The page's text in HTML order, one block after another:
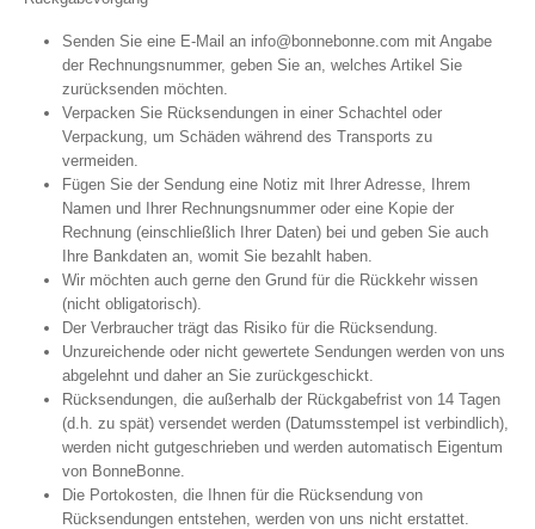
Senden Sie eine E-Mail an info@bonnebonne.com mit Angabe
der Rechnungsnummer, geben Sie an, welches Artikel Sie
zurücksenden möchten.
Verpacken Sie Rücksendungen in einer Schachtel oder
Verpackung, um Schäden während des Transports zu
vermeiden.
Fügen Sie der Sendung eine Notiz mit Ihrer Adresse, Ihrem
Namen und Ihrer Rechnungsnummer oder eine Kopie der
Rechnung (einschließlich Ihrer Daten) bei und geben Sie auch
Ihre Bankdaten an, womit Sie bezahlt haben.
Wir möchten auch gerne den Grund für die Rückkehr wissen
(nicht obligatorisch).
Der Verbraucher trägt das Risiko für die Rücksendung.
Unzureichende oder nicht gewertete Sendungen werden von uns
abgelehnt und daher an Sie zurückgeschickt.
Rücksendungen, die außerhalb der Rückgabefrist von 14 Tagen
(d.h. zu spät) versendet werden (Datumsstempel ist verbindlich),
werden nicht gutgeschrieben und werden automatisch Eigentum
von BonneBonne.
Die Portokosten, die Ihnen für die Rücksendung von
Rücksendungen entstehen, werden von uns nicht erstattet.